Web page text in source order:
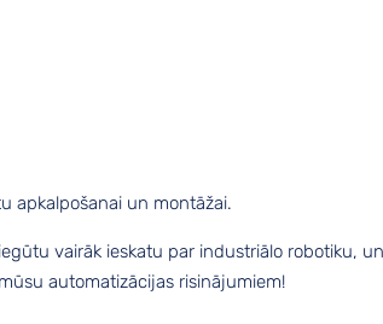
apkalpošanai un montāžai.
vairāk ieskatu par industriālo robotiku, un
automatizācijas risinājumiem!